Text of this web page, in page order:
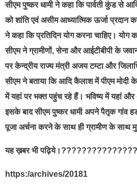
सीएम पुष्कर धामी ने कहा कि पार्वती कुंड से
को शांति एवं असीम आध्यात्मिक ऊर्जा प्रदान
ने कहा कि प्रतिदिन योग करना चाहिए। योग
सीएम ने ग्रामीणों, सेना और आईटीबीपी के
पर केन्द्रीय राज्य मंत्री अजय टम्टा और
सीएम ने बताया कि आदि कैलाश में पीएम मोदी
में यहां पर भक्त पहुंच रहे हैं। भविष्य में यहां और
इसके बाद सीएम पुष्कर धामी अपने पैतृक गांव
पूजा अर्चना करने के साथ ही ग्रामीण के साथ
यह ख़बर भी
https:/archives/20181